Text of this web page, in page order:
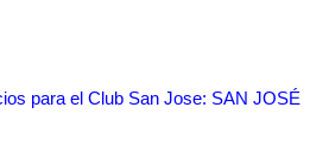
para el Club San Jose: SAN JOSÉ